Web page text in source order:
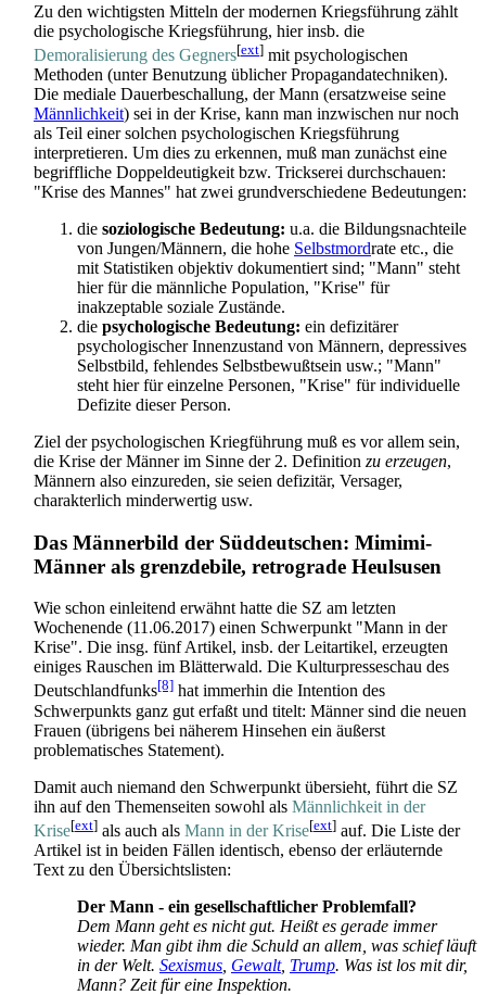
Zu den wichtigsten Mitteln der modernen Kriegs­führung zählt
die psychologische Kriegs­führung, hier insb. die
Demoralisierung des Gegners[ext] mit psychologischen
Methoden (unter Benutzung üblicher Propaganda­techniken).
Die mediale Dauer­beschallung, der Mann (ersatzweise seine
Männlichkeit) sei in der Krise, kann man inzwischen nur noch
als Teil einer solchen psychologischen Kriegs­führung
interpretieren. Um dies zu erkennen, muß man zunächst eine
begriffliche Doppel­deutigkeit bzw. Trickserei durchschauen:
"Krise des Mannes" hat zwei grund­verschiedene Bedeutungen:
die soziologische Bedeutung: u.a. die Bildungs­nachteile
von Jungen/Männern, die hohe Selbstmord­rate etc., die
mit Statistiken objektiv dokumentiert sind; "Mann" steht
hier für die männliche Population, "Krise" für
inakzeptable soziale Zustände.
die psychologische Bedeutung: ein defizitärer
psychologischer Innenzustand von Männern, depressives
Selbstbild, fehlendes Selbst­bewußtsein usw.; "Mann"
steht hier für einzelne Personen, "Krise" für individuelle
Defizite dieser Person.
Ziel der psychologischen Krieg­führung muß es vor allem sein,
die Krise der Männer im Sinne der 2. Definition zu erzeugen,
Männern also einzureden, sie seien defizitär, Versager,
charakterlich minderwertig usw.
Das Männerbild der Süddeutschen: Mimimi-
Männer als grenzdebile, retrograde Heulsusen
Wie schon einleitend erwähnt hatte die SZ am letzten
Wochenende (11.06.2017) einen Schwerpunkt "Mann in der
Krise". Die insg. fünf Artikel, insb. der Leitartikel, erzeugten
einiges Rauschen im Blätterwald. Die Kultur­presse­schau des
Deutschlandfunks[8] hat immerhin die Intention des
Schwerpunkts ganz gut erfaßt und titelt: Männer sind die neuen
Frauen (übrigens bei näherem Hinsehen ein äußerst
problematisches Statement).
Damit auch niemand den Schwerpunkt übersieht, führt die SZ
ihn auf den Themen­seiten sowohl als Männlichkeit in der
Krise[ext] als auch als Mann in der Krise[ext] auf. Die Liste der
Artikel ist in beiden Fällen identisch, ebenso der erläuternde
Text zu den Übersichts­listen:
Der Mann - ein gesellschaftlicher Problemfall?
Dem Mann geht es nicht gut. Heißt es gerade immer
wieder. Man gibt ihm die Schuld an allem, was schief läuft
in der Welt. Sexismus Gewalt, Trump. Was ist los mit dir,
Mann? Zeit für eine Inspektion.